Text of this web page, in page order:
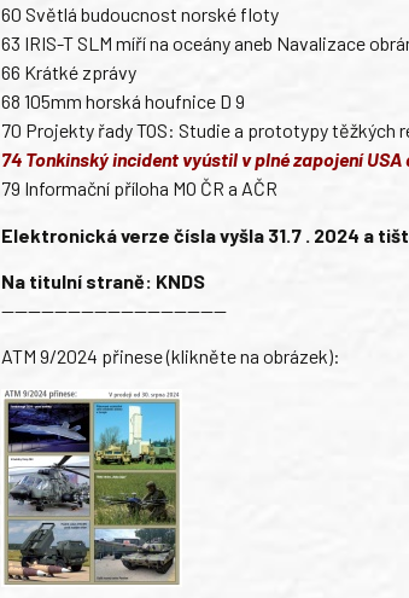
60 Světlá budoucnost norské floty
63 IRIS-T SLM míří na oceány aneb Navalizace
66 Krátké zprávy
68 105mm horská houfnice D 9
70 Projekty řady TOS: Studie a prototypy těžkých
74 Tonkinský incident vyústil v plné zapojení
79 Informační příloha MO ČR a AČR
Elektronická verze čísla vyšla 31.7 . 2024 a
Na titulní straně: KNDS
—————————————————
ATM 9/2024 přinese (klikněte na obrázek):